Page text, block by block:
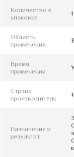
Количество в
упаковке
1
Область
применения
Время
применения
Страна
производитель
Назначение и
результат